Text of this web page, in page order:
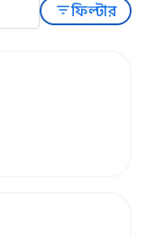
filter_listফিল্টার